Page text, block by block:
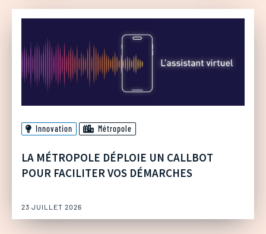
Innovation Métropole
LA MÉTROPOLE DÉPLOIE UN CALLBOT
POUR FACILITER VOS DÉMARCHES
23 JUILLET 2026